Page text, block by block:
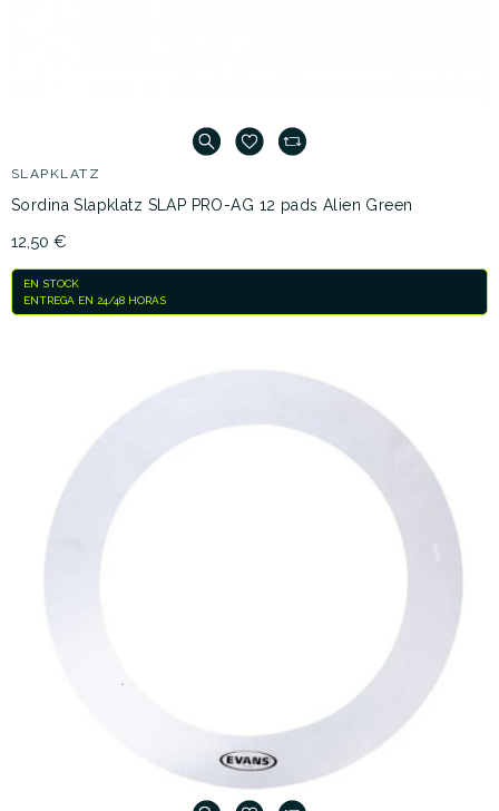
SLAPKLATZ
Sordina Slapklatz SLAP PRO-AG 12 pads Alien Green
12,50 €
EN STOCK
ENTREGA EN 24/48 HORAS